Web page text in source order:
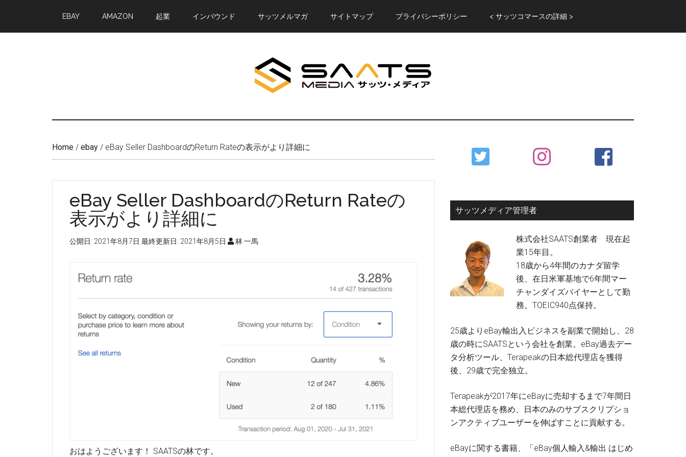
main
primary
EBAY AMAZON 起業 インバウンド サッツメルマガ サイトマップ プライバシーポリシー < サッツコマースの詳細 >
Home / ebay / eBay Seller DashboardのReturn Rateの表示がより詳細に
eBay Seller DashboardのReturn Rateの
表示がより詳細に
公開日: 2021年8月7日 最終更新日: 2021年8月5日 林 一馬
おはようございます！ SAATSの林です。
Primary
Sidebar
サッツメディア管理者
株式会社SAATS創業者 現在起
業15年目。
18歳から4年間のカナダ留学
後、在日米軍基地で6年間マー
チャンダイズバイヤーとして勤
務。TOEIC940点保持。
25歳よりeBay輸出入ビジネスを副業で開始し、28
歳の時にSAATSという会社を創業。eBay過去デー
タ分析ツール、Terapeakの日本総代理店を獲得
後、29歳で完全独立。
Terapeakが2017年にeBayに売却するまで7年間日
本総代理店を務め、日本のみのサブスクリプショ
ンアクティブユーザーを伸ばすことに貢献する。
eBayに関する書籍、「eBay個人輸入&輸出 はじめ